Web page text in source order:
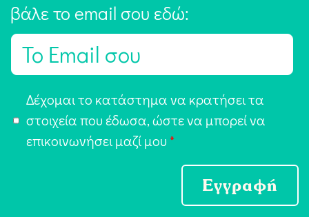
βάλε το email σου εδώ:
E
π
Δέχομαι το κατάστημα να κρατήσει τα
στοιχεία που έδωσα, ώστε να μπορεί να
επικοινωνήσει μαζί μου *
Εγγραφή